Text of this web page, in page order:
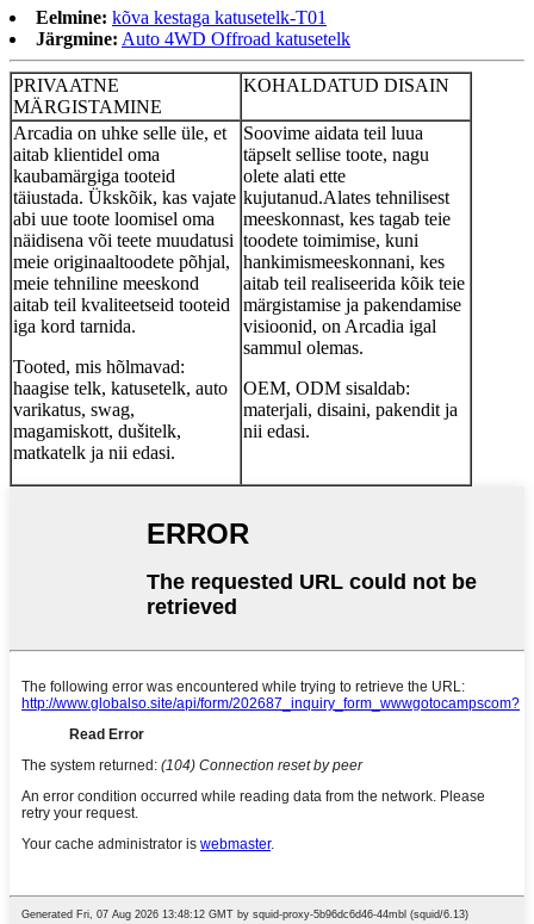
Eelmine: kõva kestaga katusetelk-T01
Järgmine: Auto 4WD Offroad katusetelk
PRIVAATNE
MÄRGISTAMINE
KOHALDATUD DISAIN
Arcadia on uhke selle üle, et
aitab klientidel oma
kaubamärgiga tooteid
täiustada. Ükskõik, kas vajate
abi uue toote loomisel oma
näidisena või teete muudatusi
meie originaaltoodete põhjal,
meie tehniline meeskond
aitab teil kvaliteetseid tooteid
iga kord tarnida.
Tooted, mis hõlmavad:
haagise telk, katusetelk, auto
varikatus, swag,
magamiskott, dušitelk,
matkatelk ja nii edasi.
Soovime aidata teil luua
täpselt sellise toote, nagu
olete alati ette
kujutanud.Alates tehnilisest
meeskonnast, kes tagab teie
toodete toimimise, kuni
hankimismeeskonnani, kes
aitab teil realiseerida kõik teie
märgistamise ja pakendamise
visioonid, on Arcadia igal
sammul olemas.
OEM, ODM sisaldab:
materjali, disaini, pakendit ja
nii edasi.